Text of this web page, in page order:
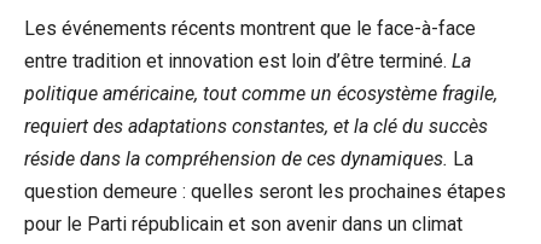
Les événements récents montrent que le face-à-face
entre tradition et innovation est loin d’être terminé. La
politique américaine, tout comme un écosystème fragile,
requiert des adaptations constantes, et la clé du succès
réside dans la compréhension de ces dynamiques. La
question demeure : quelles seront les prochaines étapes
pour le Parti républicain et son avenir dans un climat